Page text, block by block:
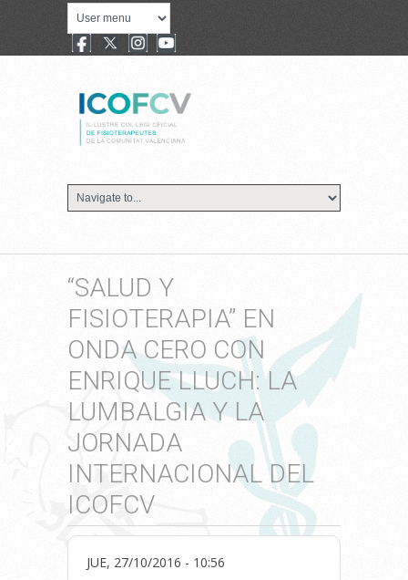
“SALUD Y
FISIOTERAPIA” EN
ONDA CERO CON
ENRIQUE LLUCH: LA
LUMBALGIA Y LA
JORNADA
INTERNACIONAL DEL
ICOFCV
JUE, 27/10/2016 - 10:56